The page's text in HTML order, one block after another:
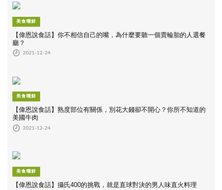
美食嚐鮮
【偉恩說食話】你不相信自己的嘴，為什麼要聽一個賣輪胎的人選餐
廳？
2021-12-24
美食嚐鮮
【偉恩說食話】熟度部位有關係，別花大錢卻不開心？你所不知道的
美國牛肉
2021-12-24
美食嚐鮮
【偉恩說食話】攝氏400的挑戰，就是直球對決的男人味直火料理